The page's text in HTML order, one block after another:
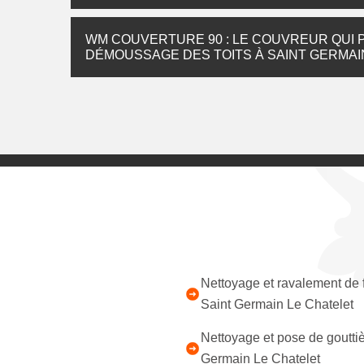
WM COUVERTURE 90 : LE COUVREUR QUI
DÉMOUSSAGE DES TOITS À SAINT
Nettoyage et ravalement de
Saint Germain Le Chatelet
Nettoyage et pose de
Germain Le Chatelet